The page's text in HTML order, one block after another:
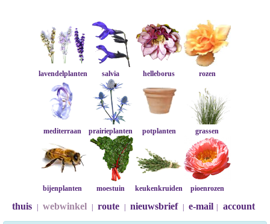
lavendelplanten salvia helleborus rozen
mediterraan prairieplanten potplanten grassen
bijenplanten moestuin keukenkruiden pioenrozen
thuis webwinkel route nieuwsbrief e-mail account